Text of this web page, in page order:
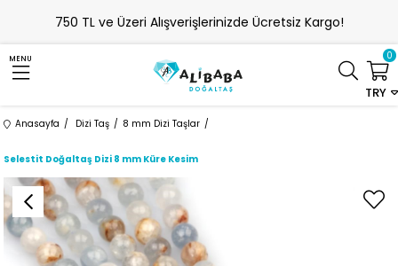
750 TL ve Üzeri Alışverişlerinizde Ücretsiz Kargo!
MENU
TRY
0
Anasayfa Dizi Taş 8 mm Dizi Taşlar
Selestit Doğaltaş Dizi 8 mm Küre Kesim